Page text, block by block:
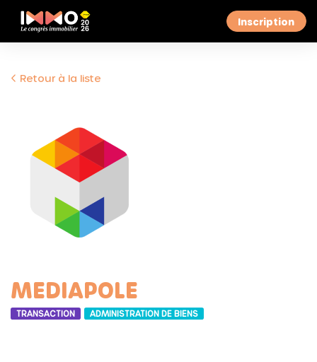
Inscription
Retour à la liste
MEDIAPOLE
TRANSACTION ADMINISTRATION DE BIENS